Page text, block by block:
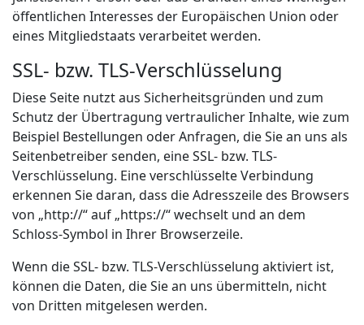
öffentlichen Interesses der Europäischen Union oder
eines Mitgliedstaats verarbeitet werden.
SSL- bzw. TLS-Verschlüsselung
Diese Seite nutzt aus Sicherheitsgründen und zum
Schutz der Übertragung vertraulicher Inhalte, wie zum
Beispiel Bestellungen oder Anfragen, die Sie an uns als
Seitenbetreiber senden, eine SSL- bzw. TLS-
Verschlüsselung. Eine verschlüsselte Verbindung
erkennen Sie daran, dass die Adresszeile des Browsers
von „http://“ auf „https://“ wechselt und an dem
Schloss-Symbol in Ihrer Browserzeile.
Wenn die SSL- bzw. TLS-Verschlüsselung aktiviert ist,
können die Daten, die Sie an uns übermitteln, nicht
von Dritten mitgelesen werden.